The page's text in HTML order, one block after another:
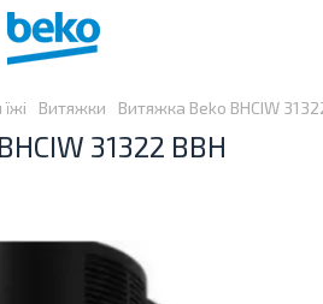
Витяжки Витяжка Beko BHCIW
31322 BBH